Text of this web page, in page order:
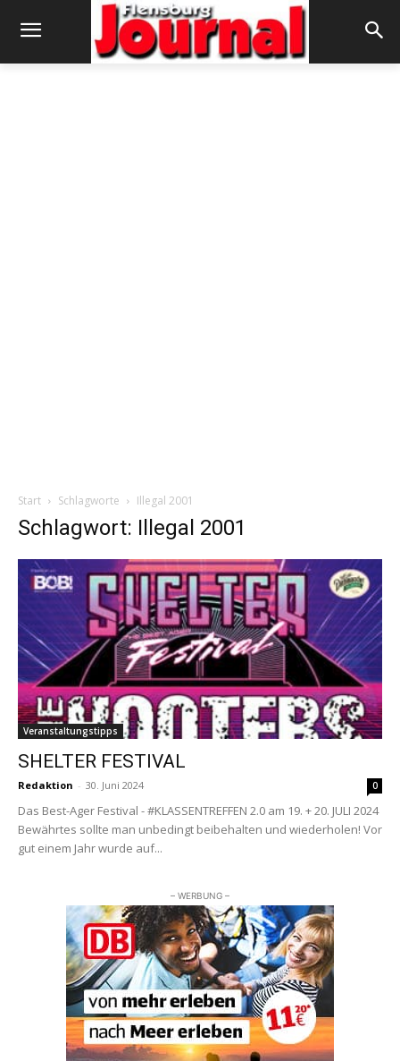
Start Schlagworte Illegal 2001
Schlagwort: Illegal 2001
Veranstaltungstipps
SHELTER FESTIVAL
Redaktion - 30. Juni 2024 0
Das Best-Ager Festival - #KLASSENTREFFEN 2.0 am 19. + 20. JULI 2024
Bewährtes sollte man unbedingt beibehalten und wiederholen! Vor
gut einem Jahr wurde auf...
– WERBUNG –